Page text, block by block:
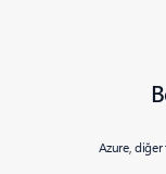
Azure, diğer